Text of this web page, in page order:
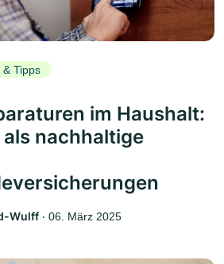
Tipps
im Haushalt:
nachhaltige
Wulff ‧ 06. März 2025